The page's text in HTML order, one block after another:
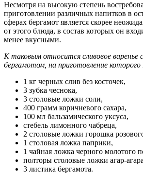
Несмотря на высокую степень
приготовлении различных напитков в
сферах бергамот является скорее
от этого блюда, в состав которых он
менее вкусными.
К таковым относится сливовое варенье
бергамотом, на приготовление
1 кг черных слив без косточек,
3 зубка чеснока,
3 столовые ложки соли,
400 грамм коричневого сахара,
100 мл бальзамического уксуса,
стебель лимонного чабреца,
2 столовые ложки горошка
1 столовая ложка паприки,
1 чайная ложка черного молотого
полторы столовые ложки агар-
3 листика бергамота.